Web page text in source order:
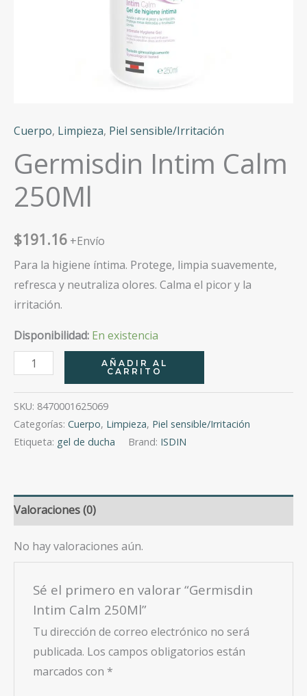
Cuerpo, Limpieza, Piel sensible/Irritación
Germisdin Intim Calm
250Ml
$191.16 +Envío
Para la higiene íntima. Protege, limpia suavemente,
refresca y neutraliza olores. Calma el picor y la
irritación.
Disponibilidad: En existencia
Germisdin
Intim
Calm
250Ml
cantidad
AÑADIR AL
CARRITO
SKU: 8470001625069
Categorías: Cuerpo, Limpieza, Piel sensible/Irritación
Etiqueta: gel de ducha Brand: ISDIN
Valoraciones (0)
No hay valoraciones aún.
Sé el primero en valorar “Germisdin
Intim Calm 250Ml”
Tu dirección de correo electrónico no será
publicada. Los campos obligatorios están
marcados con *